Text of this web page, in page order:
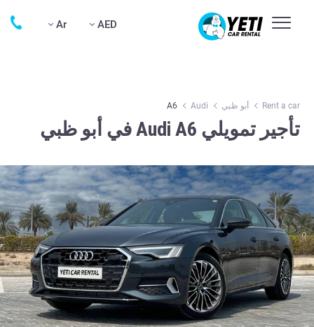
AED
Ar
Rent a car أبو ظبي Audi
A6
تأجير تمويلي Audi A6 في أبو ظبي